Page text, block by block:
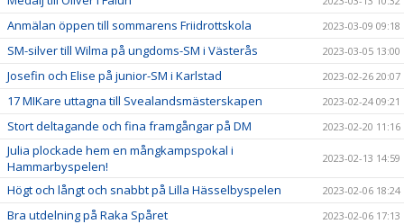
Anmälan öppen till sommarens Friidrottskola 2023-03-09 09:18
SM-silver till Wilma på ungdoms-SM i Västerås 2023-03-05 13:00
Josefin och Elise på junior-SM i Karlstad 2023-02-26 20:07
17 MIKare uttagna till Svealandsmästerskapen 2023-02-24 09:21
Stort deltagande och fina framgångar på DM 2023-02-20 11:16
Julia plockade hem en mångkampspokal i
Hammarbyspelen!
2023-02-13 14:59
Högt och långt och snabbt på Lilla Hässelbyspelen 2023-02-06 18:24
Bra utdelning på Raka Spåret 2023-02-06 17:13